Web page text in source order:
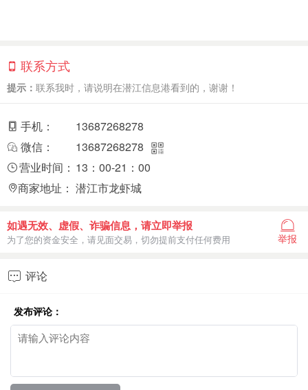
联系方式
提示： 联系我时，请说明在潜江信息港看到的，谢谢！
手机：
13687268278
微信：
13687268278
营业时间： 13：00-21：00
商家地址： 潜江市龙虾城
如遇无效、虚假、诈骗信息，请立即举报
为了您的资金安全，请见面交易，切勿提前支付任何费用 举报
 评论
发布评论：